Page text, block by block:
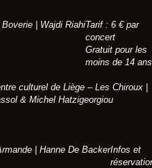
| Wajdi Riahi
culturel de Liège – Les Chiroux |
& Michel Hatzigeorgiou
| Hanne De Backer
Tarif : 6 € par
concert
Gratuit pour les
moins de 14 ans
Infos et